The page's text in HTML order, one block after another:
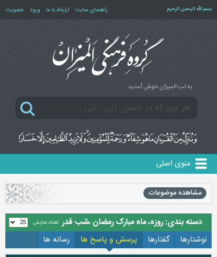
بسم الله الرحمن الرحیم راهنمای سایت ارتباط با ما ورود عضویت
به لب المیزان خوش آمدید.
منوی اصلی
مشاهده موضوعات
دسته بندی: روزه، ماه مبارک رمضان ،شب قدر تعداد نمایش
نوشتارها گفتارها پرسش و پاسخ ها رسانه ها